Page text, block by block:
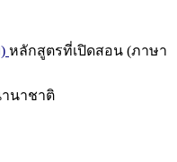
หลักสูตรที่เปิดสอน (ภาษา
นาชาติ